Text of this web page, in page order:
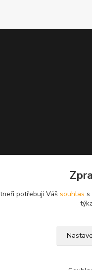
potřebují Váš souhlas